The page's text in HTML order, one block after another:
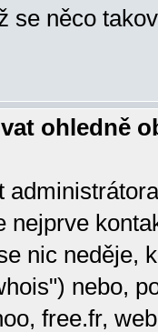
se něco
ohledně
nejprve
nic neděje,
nebo,
free.fr,